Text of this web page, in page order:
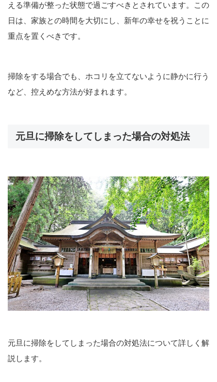
える準備が整った状態で過ごすべきとされています。この
日は、家族との時間を大切にし、新年の幸せを祝うことに
重点を置くべきです。
掃除をする場合でも、ホコリを立てないように静かに行う
など、控えめな方法が好まれます。
元旦に掃除をしてしまった場合の対処法
元旦に掃除をしてしまった場合の対処法について詳しく解
説します。